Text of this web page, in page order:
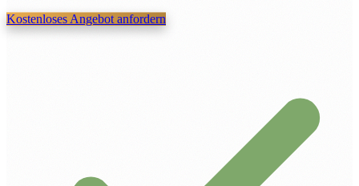
Kostenloses Angebot anfordern